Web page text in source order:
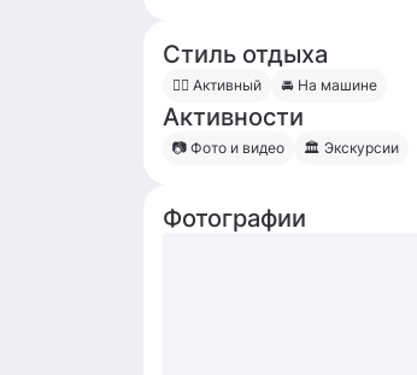
Стиль отдыха
🧍‍♀️ Активный 🚘 На машине
Активности
📷 Фото и видео 🏛 Экскурсии
Фотографии